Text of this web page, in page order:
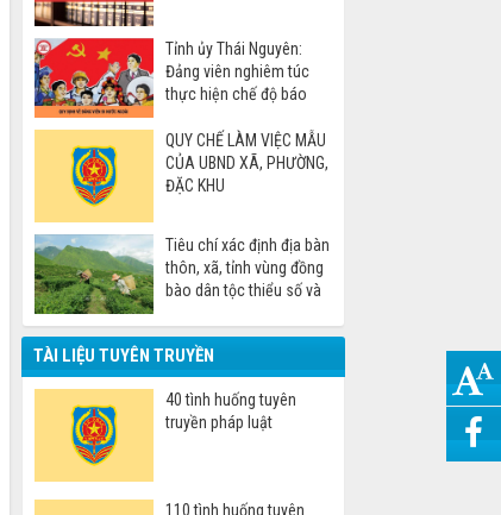
Tỉnh ủy Thái Nguyên:
Đảng viên nghiêm túc
thực hiện chế độ báo
QUY CHẾ LÀM VIỆC MẪU
CỦA UBND XÃ, PHƯỜNG,
ĐẶC KHU
Tiêu chí xác định địa bàn
thôn, xã, tỉnh vùng đồng
bào dân tộc thiểu số và
TÀI LIỆU TUYÊN TRUYỀN
40 tình huống tuyên
truyền pháp luật
110 tình huống tuyên